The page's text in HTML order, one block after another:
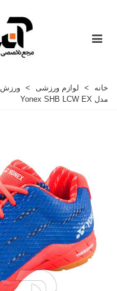
خانه > لوازم ورزشی > ورزش
مدل Yonex SHB LCW EX